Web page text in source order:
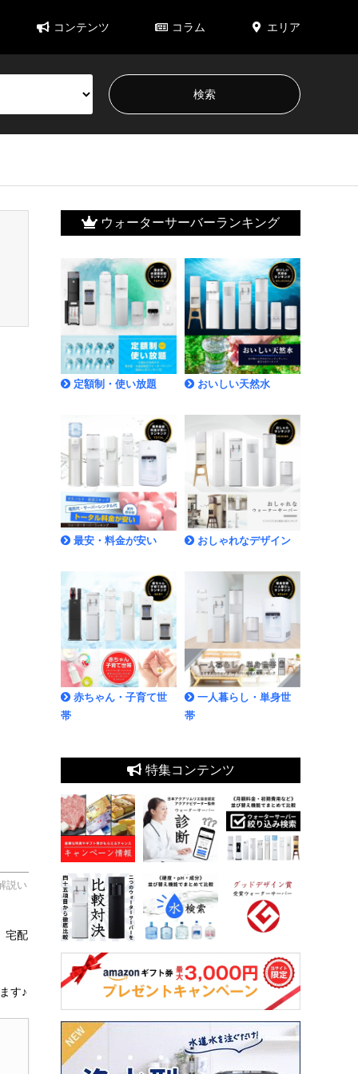
コンテンツ コラム エリア
説い
宅配
す♪
ウォーターサーバーランキング
定額制・使い放題 おいしい天然水
最安・料金が安い おしゃれなデザイン
赤ちゃん・子育て世
帯
一人暮らし・単身世
帯
特集コンテンツ